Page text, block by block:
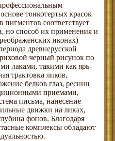
тонкотертых красок
пигментов соответствует
но способ их применения и
иконах)
древнерусской
черный рисунок по
лаками, такими как ярь-
трактовка ликов,
белков глаз, ресниц
приемами,
письма, нанесение
движки на ликах,
фонов. Благодаря
комплексы обладают